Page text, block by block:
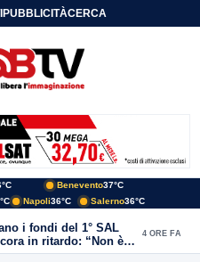
PUBBLICITÀCERCA
Benevento37°C
Napoli36°C Salerno36°C
i fondi del 1° SAL
in ritardo: “Non è
4 ORE FA